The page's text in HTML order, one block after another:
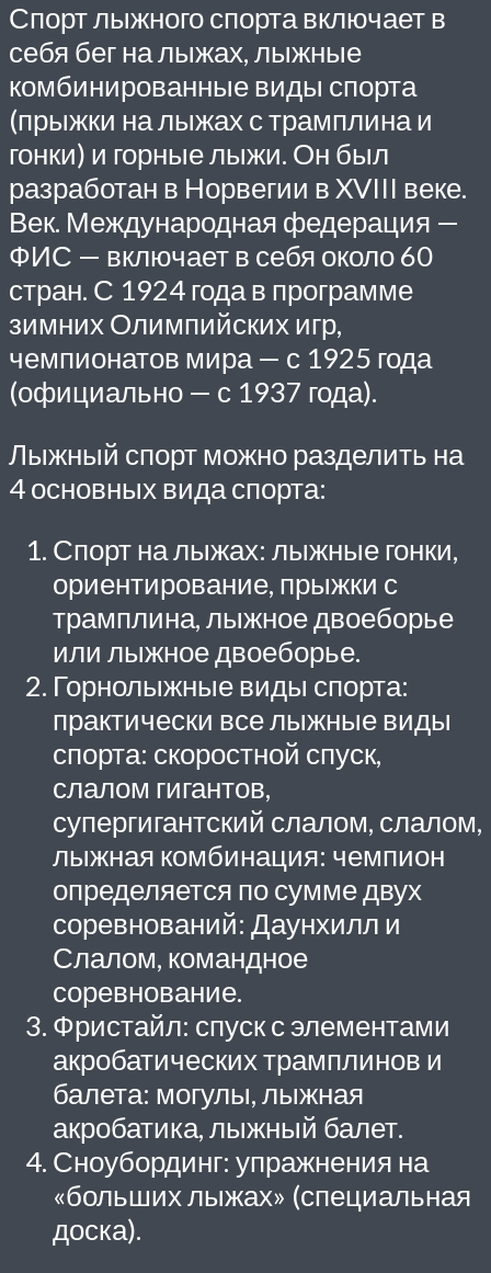
Спорт лыжного спорта включает в
себя бег на лыжах, лыжные
комбинированные виды спорта
(прыжки на лыжах с трамплина и
гонки) и горные лыжи. Он был
разработан в Норвегии в XVIII веке.
Век. Международная федерация —
ФИС — включает в себя около 60
стран. С 1924 года в программе
зимних Олимпийских игр,
чемпионатов мира — с 1925 года
(официально — с 1937 года).
Лыжный спорт можно разделить на
4 основных вида спорта:
Спорт на лыжах: лыжные гонки,
ориентирование, прыжки с
трамплина, лыжное двоеборье
или лыжное двоеборье.
Горнолыжные виды спорта:
практически все лыжные виды
спорта: скоростной спуск,
слалом гигантов,
супергигантский слалом, слалом,
лыжная комбинация: чемпион
определяется по сумме двух
соревнований: Даунхилл и
Слалом, командное
соревнование.
Фристайл: спуск с элементами
акробатических трамплинов и
балета: могулы, лыжная
акробатика, лыжный балет.
Сноубординг: упражнения на
«больших лыжах» (специальная
доска).